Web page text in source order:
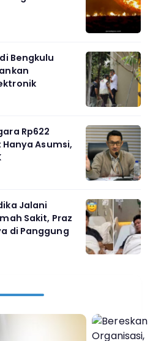
Bengkulu
Rp622
Hanya Asumsi,
Jalani
Sakit, Praz
di Panggung